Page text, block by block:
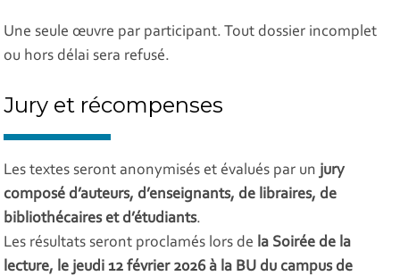
Une seule œuvre par participant. Tout dossier incomplet
ou hors délai sera refusé.
Jury et récompenses
Les textes seront anonymisés et évalués par un jury
composé d’auteurs, d’enseignants, de libraires, de
bibliothécaires et d’étudiants.
Les résultats seront proclamés lors de la Soirée de la
lecture, le jeudi 12 février 2026 à la BU du campus de